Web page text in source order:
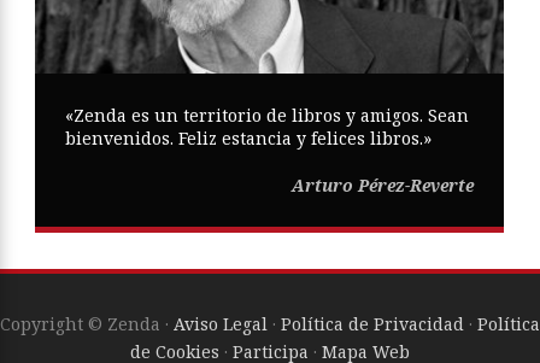
«Zenda es un territorio de libros y amigos. Sean
bienvenidos. Feliz estancia y felices libros.»
Arturo Pérez-Reverte
Copyright © Zenda · Aviso Legal · Política de Privacidad · Política
de Cookies · Participa · Mapa Web